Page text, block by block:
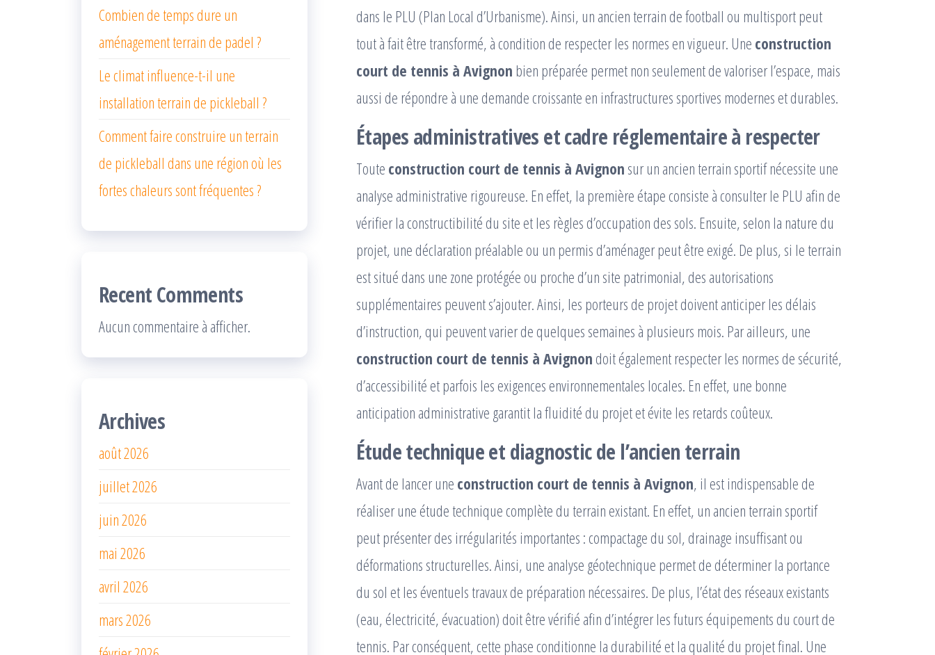
dans le PLU (Plan Local d’Urbanisme). Ainsi, un ancien terrain de football ou multisport peut
tout à fait être transformé, à condition de respecter les normes en vigueur. Une construction
court de tennis à Avignon bien préparée permet non seulement de valoriser l’espace, mais
aussi de répondre à une demande croissante en infrastructures sportives modernes et durables.
Étapes administratives et cadre réglementaire à respecter
Toute construction court de tennis à Avignon sur un ancien terrain sportif nécessite une
analyse administrative rigoureuse. En effet, la première étape consiste à consulter le PLU afin de
vérifier la constructibilité du site et les règles d’occupation des sols. Ensuite, selon la nature du
projet, une déclaration préalable ou un permis d’aménager peut être exigé. De plus, si le terrain
est situé dans une zone protégée ou proche d’un site patrimonial, des autorisations
supplémentaires peuvent s’ajouter. Ainsi, les porteurs de projet doivent anticiper les délais
d’instruction, qui peuvent varier de quelques semaines à plusieurs mois. Par ailleurs, une
construction court de tennis à Avignon doit également respecter les normes de sécurité,
d’accessibilité et parfois les exigences environnementales locales. En effet, une bonne
anticipation administrative garantit la fluidité du projet et évite les retards coûteux.
Étude technique et diagnostic de l’ancien terrain
Avant de lancer une construction court de tennis à Avignon, il est indispensable de
réaliser une étude technique complète du terrain existant. En effet, un ancien terrain sportif
peut présenter des irrégularités importantes : compactage du sol, drainage insuffisant ou
déformations structurelles. Ainsi, une analyse géotechnique permet de déterminer la portance
du sol et les éventuels travaux de préparation nécessaires. De plus, l’état des réseaux existants
(eau, électricité, évacuation) doit être vérifié afin d’intégrer les futurs équipements du court de
tennis. Par conséquent, cette phase conditionne la durabilité et la qualité du projet final. Une
Combien de temps dure un
aménagement terrain de padel ?
Le climat influence-t-il une
installation terrain de pickleball ?
Comment faire construire un terrain
de pickleball dans une région où les
fortes chaleurs sont fréquentes ?
Recent Comments
Aucun commentaire à afficher.
Archives
août 2026
juillet 2026
juin 2026
mai 2026
avril 2026
mars 2026